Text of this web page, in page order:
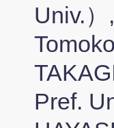
Univ.
Pref.